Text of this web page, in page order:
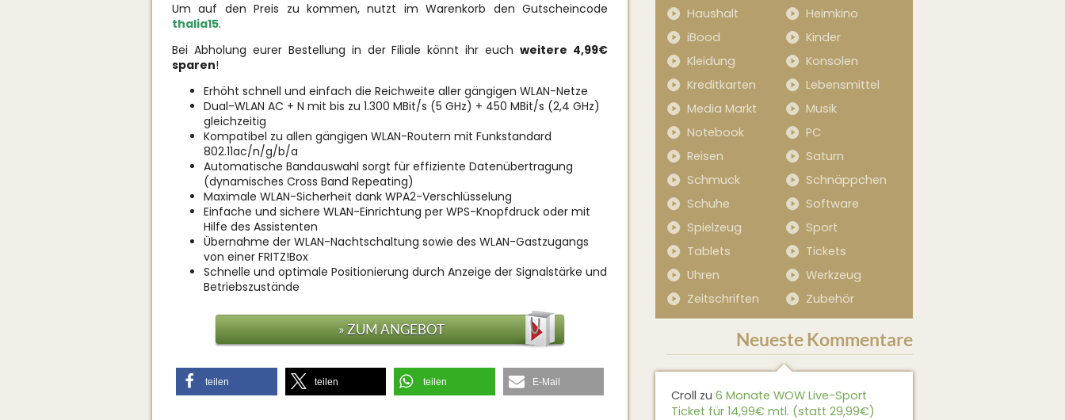
Um auf den Preis zu kommen, nutzt im Warenkorb den Gutscheincode
thalia15.
Bei Abholung eurer Bestellung in der Filiale könnt ihr euchweitere 4,99€
sparen!
Erhöht schnell und einfach die Reichweite aller gängigen WLAN-Netze
Dual-WLAN AC + N mit bis zu 1.300 MBit/s (5 GHz) + 450 MBit/s (2,4 GHz)
gleichzeitig
Kompatibel zu allen gängigen WLAN-Routern mit Funkstandard
802.11ac/n/g/b/a
Automatische Bandauswahl sorgt für effiziente Datenübertragung
(dynamisches Cross Band Repeating)
Maximale WLAN-Sicherheit dank WPA2-Verschlüsselung
Einfache und sichere WLAN-Einrichtung per WPS-Knopfdruck oder mit
Hilfe des Assistenten
Übernahme der WLAN-Nachtschaltung sowie des WLAN-Gastzugangs
von einer FRITZ!Box
Schnelle und optimale Positionierung durch Anzeige der Signalstärke und
Betriebszustände
» ZUM ANGEBOT
teilen teilen teilen E-Mail
Haushalt
Heimkino
iBood
Kinder
Kleidung
Konsolen
Kreditkarten
Lebensmittel
Media Markt
Musik
Notebook
PC
Reisen
Saturn
Schmuck
Schnäppchen
Schuhe
Software
Spielzeug
Sport
Tablets
Tickets
Uhren
Werkzeug
Zeitschriften
Zubehör
Neueste Kommentare
Croll zu 6 Monate WOW Live-Sport
Ticket für 14,99€ mtl. (statt 29,99€)